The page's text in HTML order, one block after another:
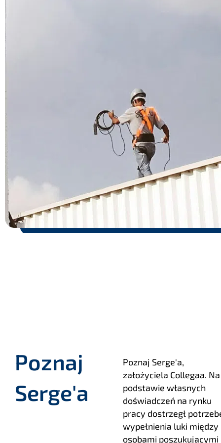
Poznaj
Serge'a
Poznaj Serge'a,
założyciela Collegaa. Na
podstawie własnych
doświadczeń na rynku
pracy dostrzegł
wypełnienia luki między
osobami poszukującymi